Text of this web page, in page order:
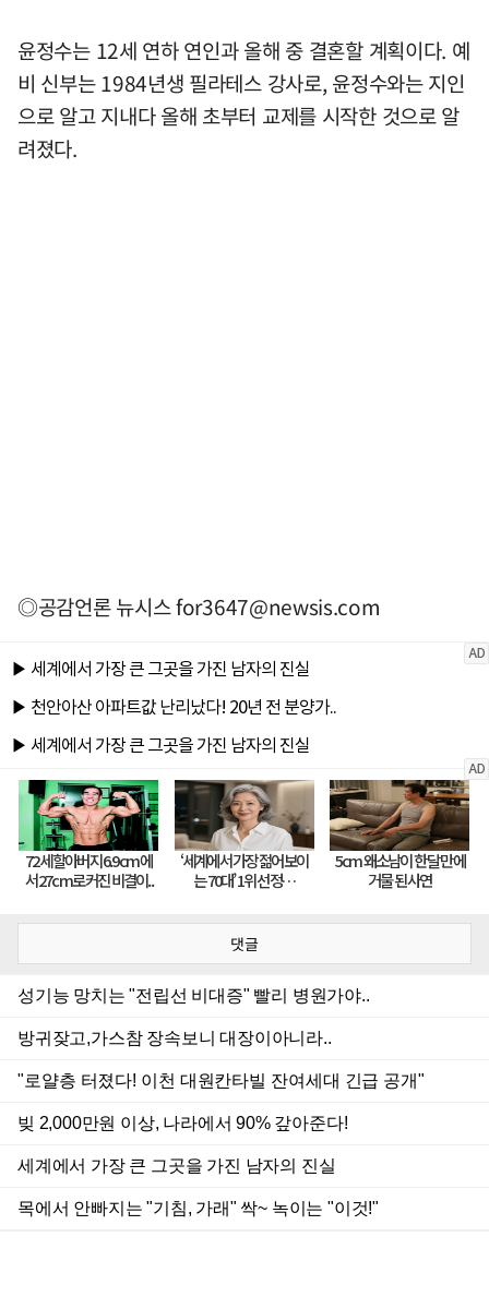
윤정수는 12세 연하 연인과 올해 중 결혼할 계획이다. 예
비 신부는 1984년생 필라테스 강사로, 윤정수와는 지인
으로 알고 지내다 올해 초부터 교제를 시작한 것으로 알
려졌다.
◎공감언론 뉴시스for3647@newsis.com
댓글